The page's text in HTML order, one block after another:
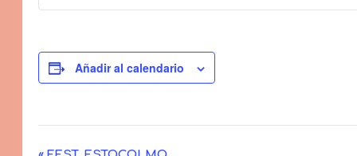
Añadir al calendario